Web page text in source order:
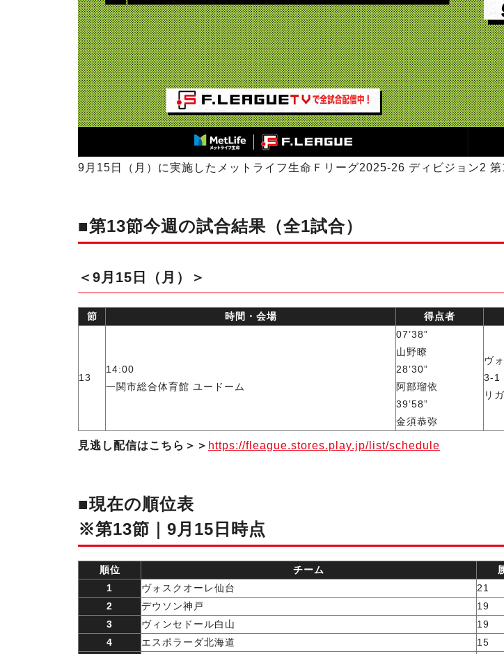
9月15日（月）に実施したメットライフ生命Ｆリーグ2025-26 ディビジョン2
■第13節今週の試合結果（全1試合）
＜9月15日（月）＞
節 時間・会場 得点者
13
14:00
一関市総合体育館 ユードーム
07’38”
山野瞭
28’30”
阿部瑠依
39’58”
金須恭弥
ヴ
3-1
リ
見逃し配信はこちら＞＞ https://fleague.stores.play.jp/list/schedule
■現在の順位表
※第13節｜9月15日時点
順位 チーム
1
ヴォスクオーレ仙台 21
2
デウソン神戸 19
3
ヴィンセドール白山 19
4
エスポラーダ北海道 15